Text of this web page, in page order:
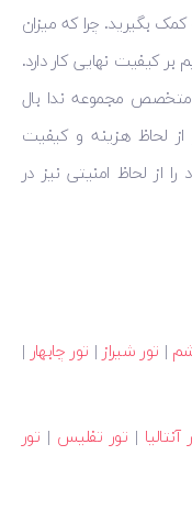
بگیرید. چرا که میزان
بر کیفیت نهایی کار دارد.
متخصص مجموعه ندا بال
از لحاظ هزینه و کیفیت
از لحاظ امنیتی نیز در
| تور شیراز | تور چابهار |
آنتالیا | تور تفلیس | تور